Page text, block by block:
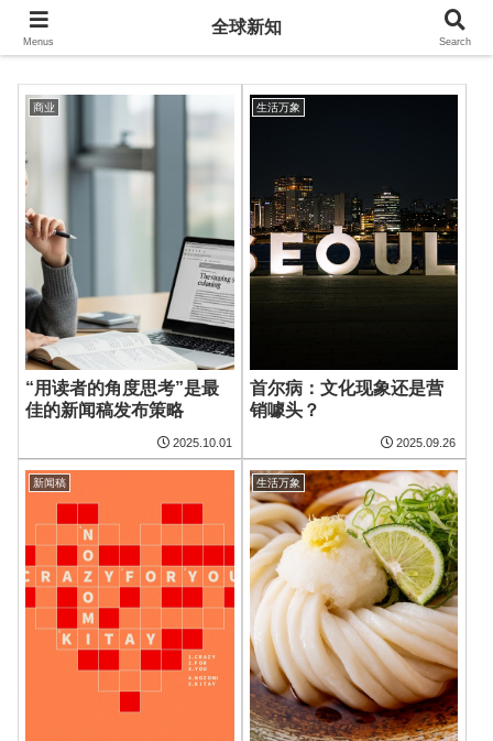
全球新知
商业
“用读者的角度思考”是最
佳的新闻稿发布策略
2025.10.01
生活万象
首尔病：文化现象还是营
销噱头？
2025.09.26
新闻稿 生活万象
Menus
全球新知
Search